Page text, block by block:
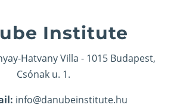
Institute
Hatvany Villa - 1015 Budapest,
Csónak u. 1.
info@danubeinstitute.hu